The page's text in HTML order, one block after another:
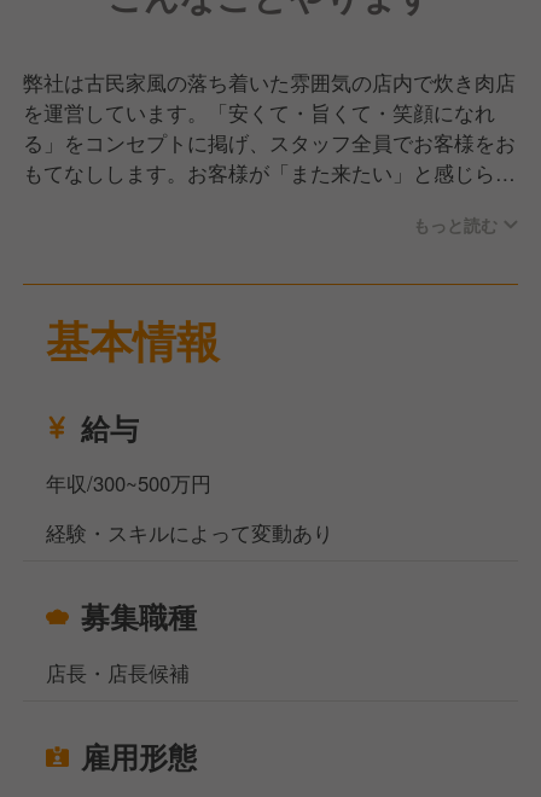
弊社は古民家風の落ち着いた雰囲気の店内で炊き肉店
を運営しています。「安くて・旨くて・笑顔になれ
る」をコンセプトに掲げ、スタッフ全員でお客様をお
もてなしします。お客様が「また来たい」と感じられ
タレは、50年の歴史を誇る老舗焼肉店の秘伝のタレを
す。
今回は福岡県柳川市にある焼肉店の店長候補を募集い
接客業務を中心に、スタッフのシフト作成・管理・指
導など店舗運営管理業務全般をお任せいたします。
アットホームな雰囲気と心温まるおもてなしを大切に
なひとときを提供してください。
完全週休2日制、連休取得も可能にしており、「人」
を大切にする会社です。お客様だけでなく、従業員も
かにも飲食店の求人を多数揃えております。
地元で働きたい方、都心部で働きたいけど引っ越しの
もっと読む
基本情報
給与
年収/300~500万円
経験・スキルによって変動あり
募集職種
店長・店長候補
雇用形態